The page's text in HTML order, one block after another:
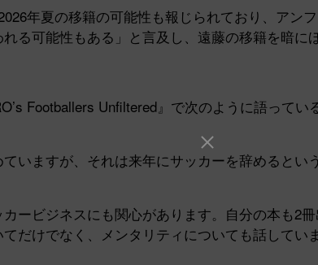
年夏の移籍の可能性も報じられており、アン
る可能性もある」と言及し、遠藤の移籍を暗に
Footballers Unfiltered』で次のように語ってい
いますが、それは来年にサッカーを辞めるとい
ービジネスにも関心があります。自分の本も2冊
だけでなく、メンタリティについても話していま